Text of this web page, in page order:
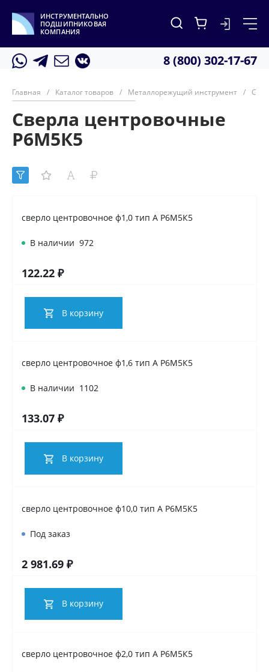
ИНСТРУМЕНТАЛЬНО
ПОДШИПНИКОВАЯ
КОМПАНИЯ
8 (800) 302-17-67
Главная / Каталог товаров / Металлорежущий инструмент /
Сверла центровочные
Р6М5К5
сверло центровочное ф1,0 тип А Р6М5К5
В наличии 972
122.22 ₽
В корзину
сверло центровочное ф1,6 тип А Р6М5К5
В наличии 1102
133.07 ₽
В корзину
сверло центровочное ф10,0 тип А Р6М5К5
Под заказ
2 981.69 ₽
В корзину
сверло центровочное ф2,0 тип А Р6М5К5